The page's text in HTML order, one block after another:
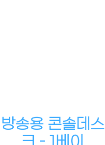
방송용 콘솔데스
크 – 1베이